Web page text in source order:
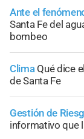
Ante el
Santa Fe del
bombeo
Clima Qué dice
de Santa Fe
Gestión de
informativo que